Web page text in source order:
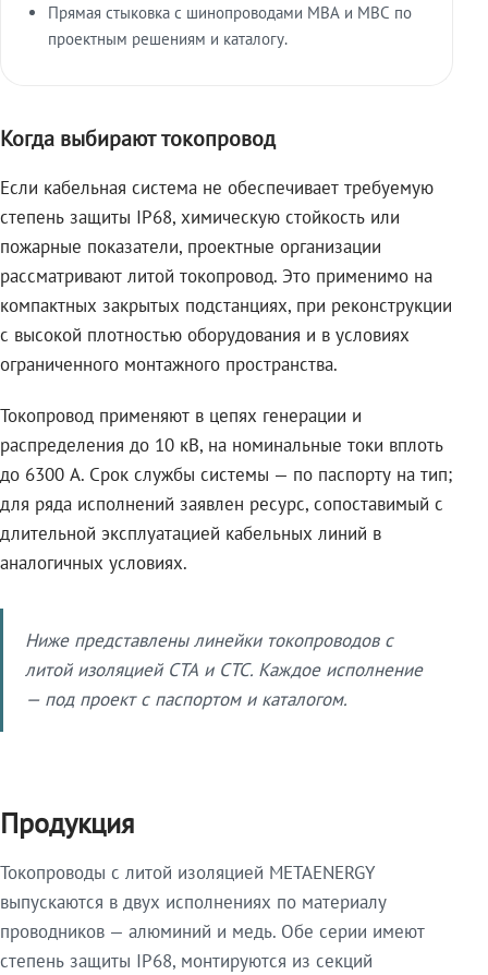
Прямая стыковка с шинопроводами МВА и МВС по
проектным решениям и каталогу.
Когда выбирают токопровод
Если кабельная система не обеспечивает требуемую
степень защиты IP68, химическую стойкость или
пожарные показатели, проектные организации
рассматривают литой токопровод. Это применимо на
компактных закрытых подстанциях, при реконструкции
с высокой плотностью оборудования и в условиях
ограниченного монтажного пространства.
Токопровод применяют в цепях генерации и
распределения до 10 кВ, на номинальные токи вплоть
до 6300 А. Срок службы системы — по паспорту на тип;
для ряда исполнений заявлен ресурс, сопоставимый с
длительной эксплуатацией кабельных линий в
аналогичных условиях.
Ниже представлены линейки токопроводов с
литой изоляцией СТА и СТС. Каждое исполнение
— под проект с паспортом и каталогом.
Продукция
Токопроводы с литой изоляцией METAENERGY
выпускаются в двух исполнениях по материалу
проводников — алюминий и медь. Обе серии имеют
степень защиты IP68, монтируются из секций